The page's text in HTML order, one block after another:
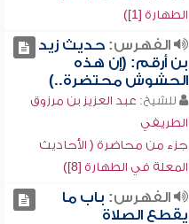
الطهارة [1])
الفهرس:حديث زيد
بن أرقم: (إن هذه
الحشوش محتضرة..)
للشيخ: عبد العزيز بن مرزوق
الطريفي
جزء من محاضرة ( الأحاديث
المعلة في الطهارة [8])
الفهرس: باب ما
يقطع الصلاة